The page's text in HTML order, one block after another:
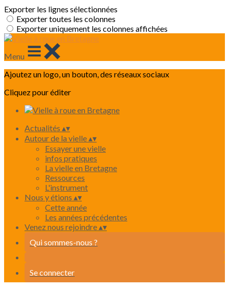
Exporter les lignes sélectionnées
Exporter toutes les colonnes
Exporter uniquement les colonnes affichées
Menu
Ajoutez un logo, un bouton, des réseaux sociaux
Cliquez pour éditer
Actualités ▴▾
Autour de la vielle▴▾
Essayer une vielle
infos pratiques
La vielle en Bretagne
Ressources
L'instrument
Nous y étions ▴▾
Cette année
Les années précédentes
Venez nous rejoindre▴▾
Qui sommes-nous ?
Se connecter